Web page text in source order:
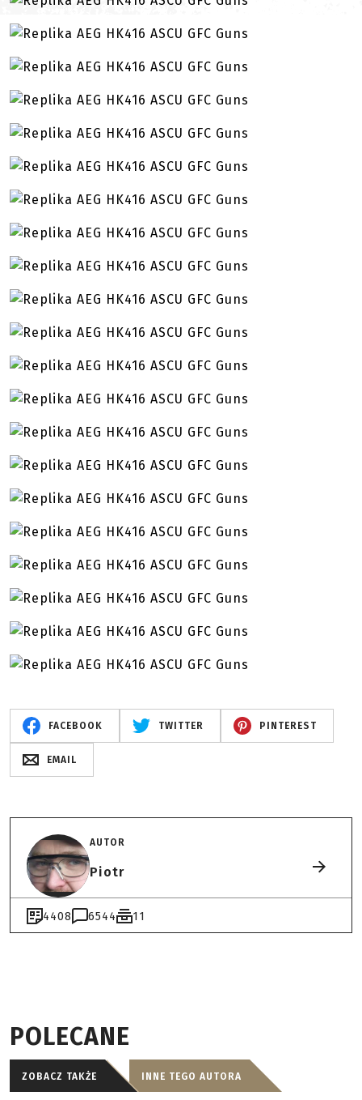
FACEBOOK TWITTER PINTEREST
EMAIL
AUTOR
Piotr
4408 6544 11
POLECANE
ZOBACZ TAKŻE INNE TEGO AUTORA